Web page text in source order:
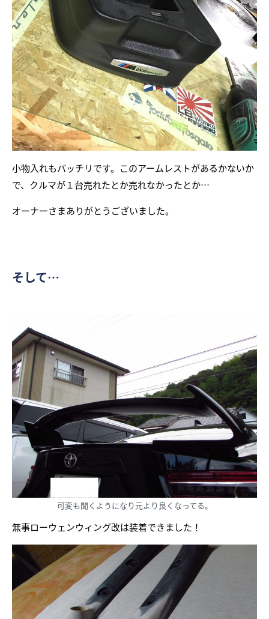
小物入れもバッチリです。このアームレストがあるかないか
で、クルマが１台売れたとか売れなかったとか…
オーナーさまありがとうございました。
そして…
可変も聞くようになり元より良くなってる。
無事ローウェンウィング改は装着できました！